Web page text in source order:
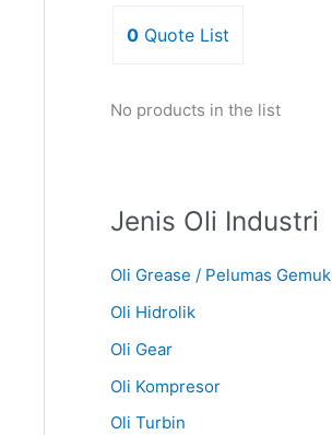
0 Quote List
No products in the list
Jenis Oli Industri
Oli Grease / Pelumas Gemuk
Oli Hidrolik
Oli Gear
Oli Kompresor
Oli Turbin